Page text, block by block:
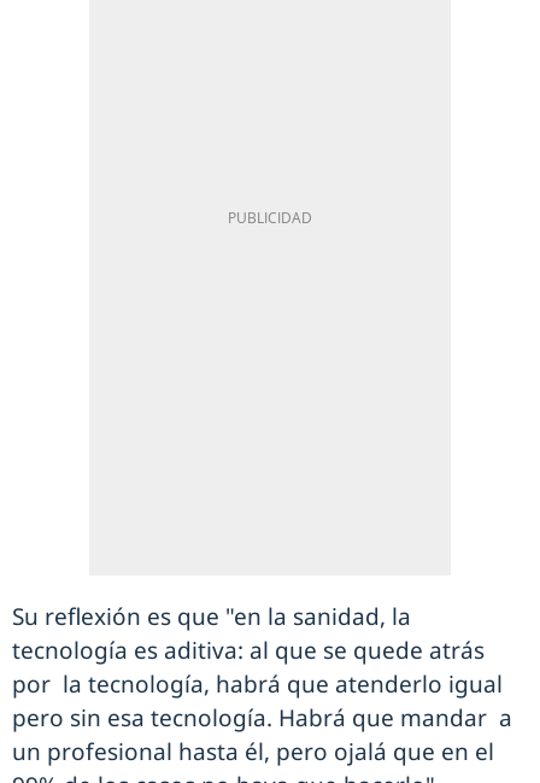
Su reflexión es que "en la sanidad, la
tecnología es aditiva: al que se quede atrás
por la tecnología, habrá que atenderlo igual
pero sin esa tecnología. Habrá que mandar a
un profesional hasta él, pero ojalá que en el